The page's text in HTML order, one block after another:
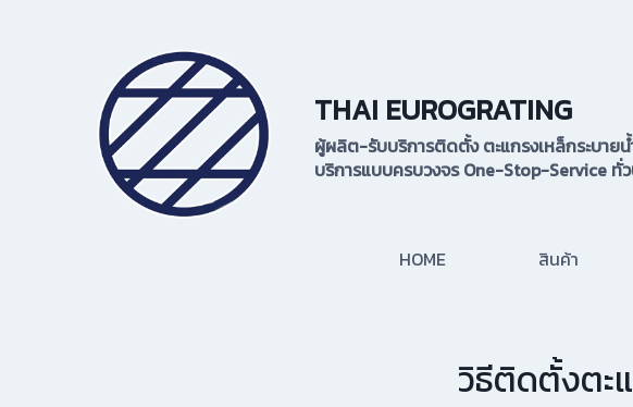
THAI EUROGRATING
ผู้ผลิต-รับบริการติดตั้ง ตะแกรงเหล็กระบาย
บริการแบบครบวงจร One-Stop-Service ทั่ว
HOME สินค้า
วิธีติดตั้งตะ